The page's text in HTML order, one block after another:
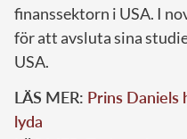
finanssektorn i USA. I
för att avsluta sina
USA.
LÄS MER: Prins Daniels
lyda